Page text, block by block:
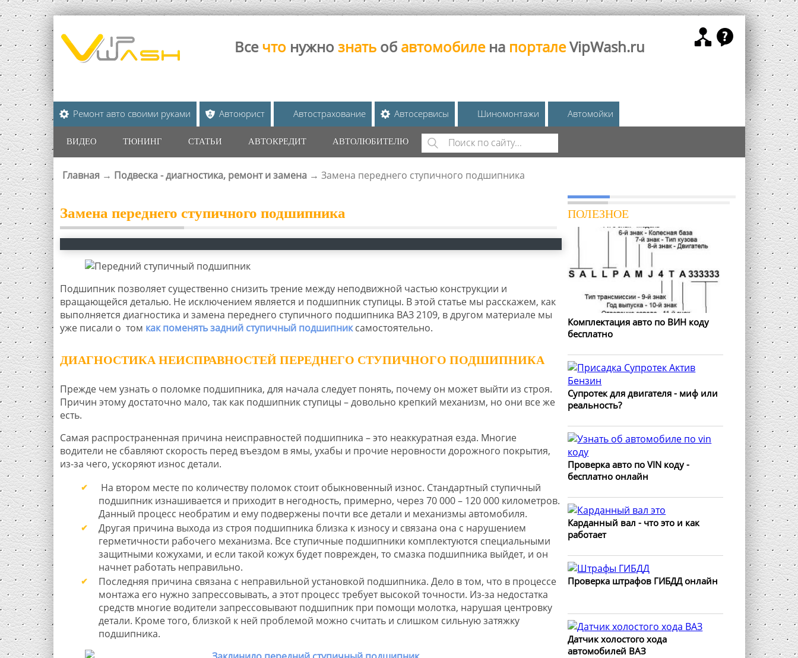
Все что нужно знать об автомобиле на порталеVipWash.ru
Ремонт авто своими руками Автоюрист Автострахование Автосервисы Шиномонтажи Автомойки
ВИДЕО ТЮНИНГ СТАТЬИ АВТОКРЕДИТ АВТОЛЮБИТЕЛЮ
ФОРМА ПОИСКА
Поиск
ВЫ ЗДЕСЬ
Главная → Подвеска - диагностика, ремонт и замена → Замена переднего ступичного подшипника
Замена переднего ступичного подшипника
Подшипник позволяет существенно снизить трение между неподвижной частью конструкции и
вращающейся деталью. Не исключением является и подшипник ступицы. В этой статье мы расскажем, как
выполняется диагностика и замена переднего ступичного подшипника ВАЗ 2109, в другом материале мы
уже писали о том как поменять задний ступичный подшипниксамостоятельно.
ДИАГНОСТИКА НЕИСПРАВНОСТЕЙ ПЕРЕДНЕГО СТУПИЧНОГО ПОДШИПНИКА
Прежде чем узнать о поломке подшипника, для начала следует понять, почему он может выйти из строя.
Причин этому достаточно мало, так как подшипник ступицы – довольно крепкий механизм, но они все же
есть.
Самая распространенная причина неисправностей подшипника – это неаккуратная езда. Многие
водители не сбавляют скорость перед въездом в ямы, ухабы и прочие неровности дорожного покрытия,
из-за чего, ускоряют износ детали.
На втором месте по количеству поломок стоит обыкновенный износ. Стандартный ступичный
подшипник изнашивается и приходит в негодность, примерно, через 70 000 – 120 000 километров.
Данный процесс необратим и ему подвержены почти все детали и механизмы автомобиля.
Другая причина выхода из строя подшипника близка к износу и связана она с нарушением
герметичности рабочего механизма. Все ступичные подшипники комплектуются специальными
защитными кожухами, и если такой кожух будет поврежден, то смазка подшипника выйдет, и он
начнет работать неправильно.
Последняя причина связана с неправильной установкой подшипника. Дело в том, что в процессе
монтажа его нужно запрессовывать, а этот процесс требует высокой точности. Из-за недостатка
средств многие водители запрессовывают подшипник при помощи молотка, нарушая центровку
детали. Кроме того, близкой к ней проблемой можно считать и слишком сильную затяжку
подшипника.
ПОЛЕЗНОЕ
Комплектация авто по ВИН коду
бесплатно
Супротек для двигателя - миф или
реальность?
Проверка авто по VIN коду -
бесплатно онлайн
Карданный вал - что это и как
работает
Проверка штрафов ГИБДД онлайн
Датчик холостого хода
автомобилей ВАЗ